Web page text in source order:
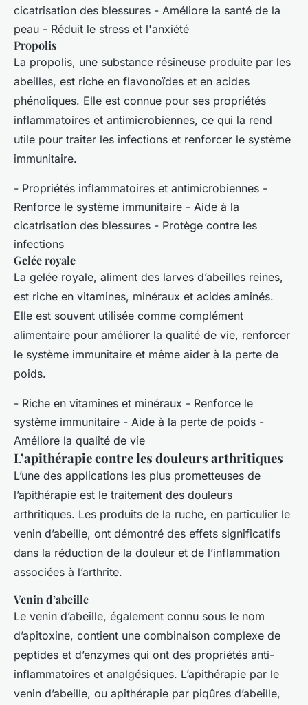
cicatrisation des blessures - Améliore la santé de la
peau - Réduit le stress et l'anxiété
Propolis
La propolis, une substance résineuse produite par les
abeilles, est riche en flavonoïdes et en acides
phénoliques. Elle est connue pour ses propriétés
inflammatoires et antimicrobiennes, ce qui la rend
utile pour traiter les infections et renforcer le système
immunitaire.
- Propriétés inflammatoires et antimicrobiennes -
Renforce le système immunitaire - Aide à la
cicatrisation des blessures - Protège contre les
infections
Gelée royale
La gelée royale, aliment des larves d’abeilles reines,
est riche en vitamines, minéraux et acides aminés.
Elle est souvent utilisée comme complément
alimentaire pour améliorer la qualité de vie, renforcer
le système immunitaire et même aider à la perte de
poids.
- Riche en vitamines et minéraux - Renforce le
système immunitaire - Aide à la perte de poids -
Améliore la qualité de vie
L’apithérapie contre les douleurs arthritiques
L’une des applications les plus prometteuses de
l’apithérapie est le traitement des douleurs
arthritiques. Les produits de la ruche, en particulier le
venin d’abeille, ont démontré des effets significatifs
dans la réduction de la douleur et de l’inflammation
associées à l’arthrite.
Venin d’abeille
Le venin d’abeille, également connu sous le nom
d’apitoxine, contient une combinaison complexe de
peptides et d’enzymes qui ont des propriétés anti-
inflammatoires et analgésiques. L’apithérapie par le
venin d’abeille, ou apithérapie par piqûres d’abeille,